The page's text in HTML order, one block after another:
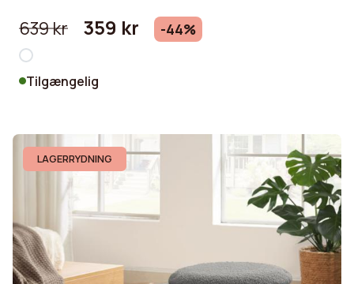
639 kr 359 kr -44%
Tilgængelig
LAGERRYDNING